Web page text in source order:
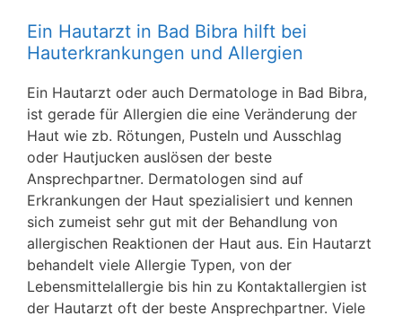
Ein Hautarzt in Bad Bibra hilft bei
Hauterkrankungen und Allergien
Ein Hautarzt oder auch Dermatologe in Bad Bibra,
ist gerade für Allergien die eine Veränderung der
Haut wie zb. Rötungen, Pusteln und Ausschlag
oder Hautjucken auslösen der beste
Ansprechpartner. Dermatologen sind auf
Erkrankungen der Haut spezialisiert und kennen
sich zumeist sehr gut mit der Behandlung von
allergischen Reaktionen der Haut aus. Ein Hautarzt
behandelt viele Allergie Typen, von der
Lebensmittelallergie bis hin zu Kontaktallergien ist
der Hautarzt oft der beste Ansprechpartner. Viele